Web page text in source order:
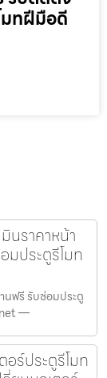
มทฝีมือดี
นราคาหน้า
มประตูรีโมท
นฟรี รับซ่อมประตู
—
อร์ประตูรีโมท